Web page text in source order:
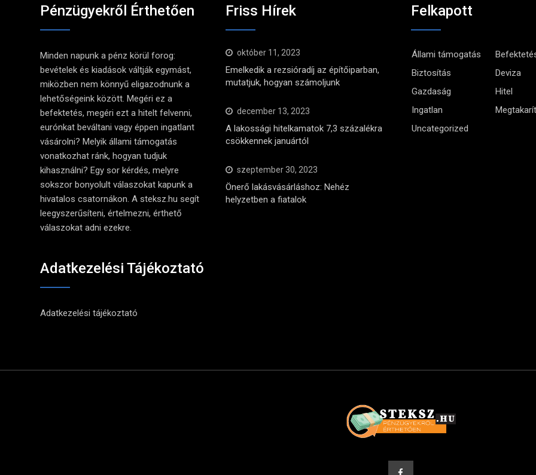
Pénzügyekről Érthetően
Minden napunk a pénz körül forog:
bevételek és kiadások váltják egymást,
miközben nem könnyű eligazodnunk a
lehetőségeink között. Megéri ez a
befektetés, megéri ezt a hitelt felvenni,
eurónkat beváltani vagy éppen ingatlant
vásárolni? Melyik állami támogatás
vonatkozhat ránk, hogyan tudjuk
kihasználni? Egy sor kérdés, melyre
sokszor bonyolult válaszokat kapunk a
hivatalos csatornákon. A steksz.hu segít
leegyszerűsíteni, értelmezni, érthető
válaszokat adni ezekre.
Adatkezelési Tájékoztató
Adatkezelési tájékoztató
Friss Hírek
október 11, 2023
Emelkedik a rezsióradíj az építőiparban,
mutatjuk, hogyan számoljunk
december 13, 2023
A lakossági hitelkamatok 7,3 százalékra
csökkennek januártól
szeptember 30, 2023
Önerő lakásvásárláshoz: Nehéz
helyzetben a fiatalok
Felkapott
Állami támogatás
Biztosítás
Deviza
Gazdaság
Hitel
Ingatlan
Uncategorized